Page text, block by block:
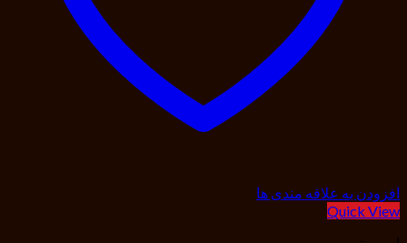
افزودن به علاقه مندی ها
Quick View